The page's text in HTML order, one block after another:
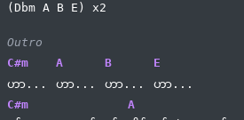
(Dbm A B E) x2
Outro
C#m
ဟာ...
A
ဟာ...
B
ဟာ...
E
ဟာ...
C#m
A